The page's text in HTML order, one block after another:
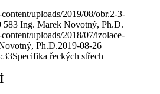
uploads/2019/08/obr.2-3-
583 Ing. Marek Novotný, Ph.D.
uploads/2018/07/izolace-
Ph.D.2019-08-26
Specifika řeckých střech